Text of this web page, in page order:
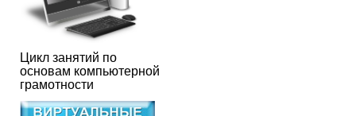
Цикл занятий по
основам компьютерной
грамотности